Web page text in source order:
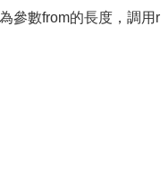
參數from的長度，調用r